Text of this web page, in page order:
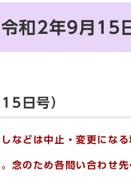
和2年9月15
日号）
などは中止・変更になる
念のため各問い合わせ